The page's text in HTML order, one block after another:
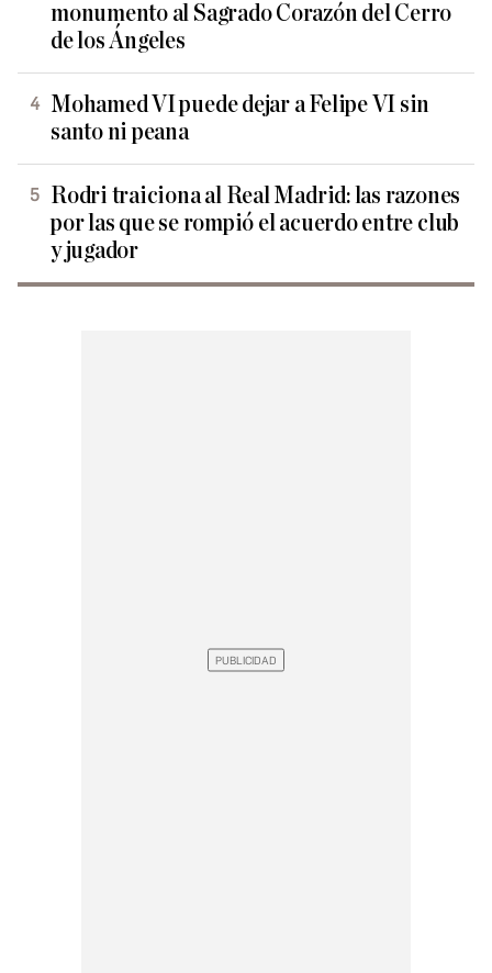
monumento al Sagrado Corazón del Cerro
de los Ángeles
Mohamed VI puede dejar a Felipe VI sin
santo ni peana
Rodri traiciona al Real Madrid: las razones
por las que se rompió el acuerdo entre club
y jugador